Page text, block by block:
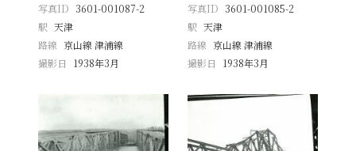
写真ID 3601-001087-2
駅 天津
路線 京山線 津浦線
撮影日
1938年3月
写真ID 3601-001085-2
駅 天津
路線 京山線 津浦線
撮影日
1938年3月